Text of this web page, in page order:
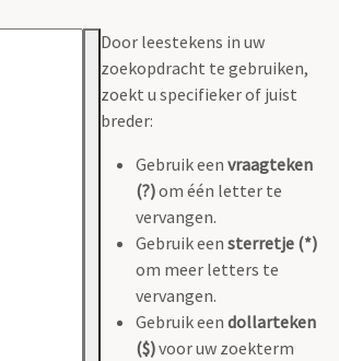
Door leestekens in uw
zoekopdracht te gebruiken,
zoekt u specifieker of juist
breder:
Gebruik een vraagteken
(?)om één letter te
vervangen.
Gebruik een sterretje (*)
om meer letters te
vervangen.
Gebruik een dollarteken
($)voor uw zoekterm